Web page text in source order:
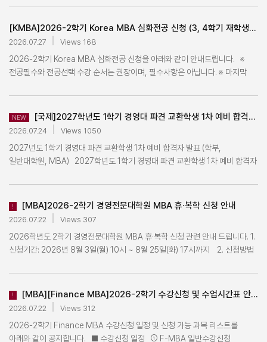
미납부 시) ㅇ 초과학기 여부는 소속대학행정팀에 확인 가능합니다. ㅇ
등록금은 가상계좌 이체, 카드 결제, 학자금대출 중 1가지로만 납부 가능합니다.
(휴학 또는 자퇴 등의 '학적 변동'이 아니면 납부된 등록금은 환불하지 않으며
기 납부한 등록금을 취소하고 납부 방식을 변경하여 재납부는 불가합니다.) ▶
등록금 일람표 ☞ 바로가기 ◎ 학자금대출안내 ☞바로가기
이후, 기술경영전문대학원에서 최종 선발 예정1) 선발시기 : 매년 8월 ~ 9월 -
발표 예정 (면접전형: only 대면면접) 라. 선발 대상자 - 선발 시기에 제 3학기
재학 중인 Korea MBA / Finance MBA 과정 원우 마. 복수학위 진입 시기 :
매년 3월 (1년에 1회) - 복수학위 진입 예정자로 선발될 경우 유예 기간 없이 본
대학원에서 4학기 이수 및 졸업요건 충족 이후 바로 기술경영전문대학원
기술경영전문대학원 복수학위 진입 - 기술경영전문대학원 진입 시
경영전문대학원 학적은 수료상태이며, 이후 기술경영전문대학원 졸업요건 충족
기술경영전문대학원)에 해당하는 경우는 휴학을 할 수 없다. - 다만 질병, 임신·
출산, 육아 등으로 휴학이 불가피할 경우는 진입한 소속 대학원장의 허락을 얻어
필수이수: 전공필수 3과목(총 9학점) ►기술경영학석사 필수 3과목
(기술경영학개론/ 기술경영전략/ 기술경영경제) ►국방기술경영학석사 필수
3과목(기술경영학개론/국방기술경영학개론/ 국방기술경영전략) ►
지식재산전략학석사 필수 3과목(기술경영학개론/지식재산전략학개론/
지식재산경영전략) ►트랙구분(기술경영/기술금융/지식재산경영전략/
후 본 대학원에서 기이수한 과목에 대한 학점 인정 불가 자. 복수학위 특전 -
기술경영전문대학원 종합시험, 학위청구논문 심사 면제
최종등록기간 등록 6) 신용카드 결제는 첨부파일 확인 3. 초과학기 등록 1)
고려대학교 교육정보 초과학기자 등록 공지 ☞ 바로가기 2) 본 문처 첨부파일
고지서 조회 및 등록 기간 : 2026.9.15.(화) ~ 9.16(수) 16:00 4) 신용카드
결제는 첨부파일 확인 ※ 등록금 수납 관련 추가 안내 ㅇ 등록금 고지서는 포털
장학재단 대출 실행 시 학교에 이중 수납되고 대출금액은 장학재단에
반환됩니다. 삼성카드 결제 후 재단의 대출 희망자는 학생지원팀(학부) 또는
소속대학원행정팀(대학원)에 기등록 처리 여부를 반드시 확인해주십시오. ㅇ
장학금 전액 수혜로 납부할 수업료가 "0원"인 경우에도 등록 기간 내 반드시
지점 직접 방문 (등록 기간 내에는 국내 어디든 가능) 2) 가상계좌로
홈페이지 접속 → 개인 인터넷뱅킹 인증서 로그인 → 공과금 → 대학등록금 →
원화 → 학교 선택(고려대학교 → 학번 입력(타인은 가상계좌 추가 입력) →
조회 → 등록내역 확인 후 납부 진행 4) 하나은행 결제는 웹(홈페이지)에서만
결제 가능합니다. (어플은 결제 불가!) ** 3)에 금액은 0원 입력(기타납입금
등록금은 가상계좌 이체, 카드 결제, 학자금대출 중 1가지로만 납부 가능합니다.
(휴학 또는 자퇴 등의 '학적 변동'이 아니면 납부된 등록금은 환불하지 않으며
기 납부한 등록금을 취소하고 납부 방식을 변경하여 재납부는 불가합니다.) ▶
등록금 납부 바로가기 ◎ 하나은행 가상계좌로 납부 ☞ 바로 가기 ◎ 신용카드
오류가 생겼을 수 있으니 아래 첨부파일을 꼭 확인하시고, 1차 배정과 다르게
기재되어있는 경우 아래의 메일/전화번호로 연락 부탁드립니다. 2027-
1 선발 교환학생 대상 OT는 7/31(금) 오후 2시로 예정되어있습니다. OT는
바랍니다. (일반대학원 및 MBA는 필참 X) 부득이한 사유로 참석이 불가하신
경우는 미리 연락 부탁드리며, OT 링크는 선발자 개별 이메일로
[KMBA]2026-2학기 Korea MBA 심화전공 신청 (3, 4학기 재학생만 해당) 안내
2026.07.27 Views 168
2026-2학기 Korea MBA 심화전공 신청을 아래와 같이 안내드립니다. ※
전공필수와 전공선택 수강 순서는 권장이며, 필수사항은 아닙니다. ※ 마지막
바랍니다. ※ 심화전공 요건을 충족하여 인정받을 경우 추후 학위수여증명서
(졸업증명서)와 성적증명서에 세부전공영역이 표기되며 학위기에는 표기되지
않습니다. ※ 졸업 전까지 심화전공 요건을 충족하지 못할 경우, 졸업여부 사정때
전공선택과목으로 인정 가능합니다. 다만 세미나, 특강, P/F과목 등 일반 이론
강의가 아닌 과목은 인정이 불가능합니다. ※ 1개의 심화전공까지만 인정됩니다.
선택가능 ② 신청자격: 2026학년도 2학기가 3학기 또는 4학기가 되는 재학생
③ 신청기간: 2026.9.1.(화) 10:00 ~ 9.10.(목) 15:00 (신청기간 이후에는
접수기간에만 활성화 예정 (신청서 바로가기) ⑤ 심화전공 과목 확인 :
경영전문대학원 홈페이지 교과과정 안내
(http://portal.korea.ac.kr) >> 학적/졸업 >> 학적사항 >> 학적사항
조회에서 전공 확인 ⑦ 심화전공 인정요건: 각 심화전공에 해당하는 기초공통
또는 전공필수 과목 수강 후 전공선택과목 6학점 이상 이수 시 심화전공 인정
신청전공 이수조건 국제경영 기업경제 또는 국제경영 + 해당전공 선택6학점
NEW [국제]2027학년도 1학기 경영대 파견 교환학생 1차 예비 합격자 발표(학부, 일반대학원, MBA)_전체 확인 서명 필수
2026.07.24 Views 1050
2027년도 1학기 경영대 파견 교환학생 1차 예비 합격자 발표 (학부,
일반대학원, MBA) 2027학년도 1학기 경영대 파견 교환학생 1차 예비 합격자
링크에서 확인 서명하시기 바랍니다. [확인 서명] - 1차 예비 합격자는 아래의
링크를 통해 배정된 학교의 파견 희망 여부 관련 확인 서명을 하시기
바랍니다. (※1차 예비 합격자, 2차 배정 예정자 모두 필수) - 명단에 이름이 없는
오전 10:00 - 서명링크: forms.cloud.microsoft/r/fYNMk99Jhj ※ 확인
서명은 아래 첨부 파일을 참고하여 해당하는 2027학년도 1학기 지원자는 모두
메일이 7월 27일(월)에 발송될 예정입니다. (아래 2차 지원란 참고) ※
항공권 장학금은 OT 이후 최종 선발자를 대상으로 신청 양식 및 안내가 메일로
절차에서 2차 지원을 희망한다고 표시한 학생에 한해 개별 이메일로 안내 예정
! [MBA]2026-2학기 경영전문대학원 MBA 휴·복학 신청 안내
2026.07.22 Views 307
2026학년도 2학기 경영전문대학원 MBA 휴·복학 신청 관련 안내 드립니다. 1.
신청기간: 2026년 8월 3일(월) 10시 ~ 8월 25일(화) 17시까지 2. 신청방법
휴복학신청 2) 포탈로 신청이 불가능한 경우, 담당자와 사전 확인 후 이메일로
휴복학원서를 작성/발송하여 신청 [MBA자료실]일반 휴·복학원서 ※ 신청 후
행정실에서 확인/승인 처리하며, 학적변동 반영은 9월 1일자입니다. 3. 휴학
증빙서류 없이 신청 불가 임신·출산 휴학 1~2학기 임신진단서 (45일 이내
! [MBA][Finance MBA]2026-2학기 수강신청 및 수업시간표 안내 (2026.07.22)
2026.07.22 Views 312
2026-2학기 Finance MBA 수강신청 일정 및 신청 가능 과목 리스트를
아래와 같이 공지합니다. ■ 수강신청 일정 ① F-MBA 일반수강신청